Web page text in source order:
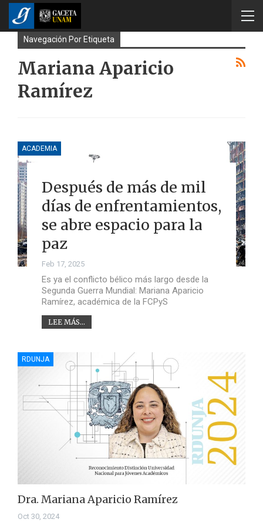
Navegación Por Etiqueta
Mariana Aparicio
Ramírez
ACADEMIA
Después de más de mil
días de enfrentamientos,
se abre espacio para la
paz
Feb 17, 2025
Es ya el conflicto bélico más largo desde la
Segunda Guerra Mundial: Mariana Aparicio
Ramírez, académica de la FCPyS
LEE MÁS...
RDUNJA
Dra. Mariana Aparicio Ramírez
Oct 30, 2024